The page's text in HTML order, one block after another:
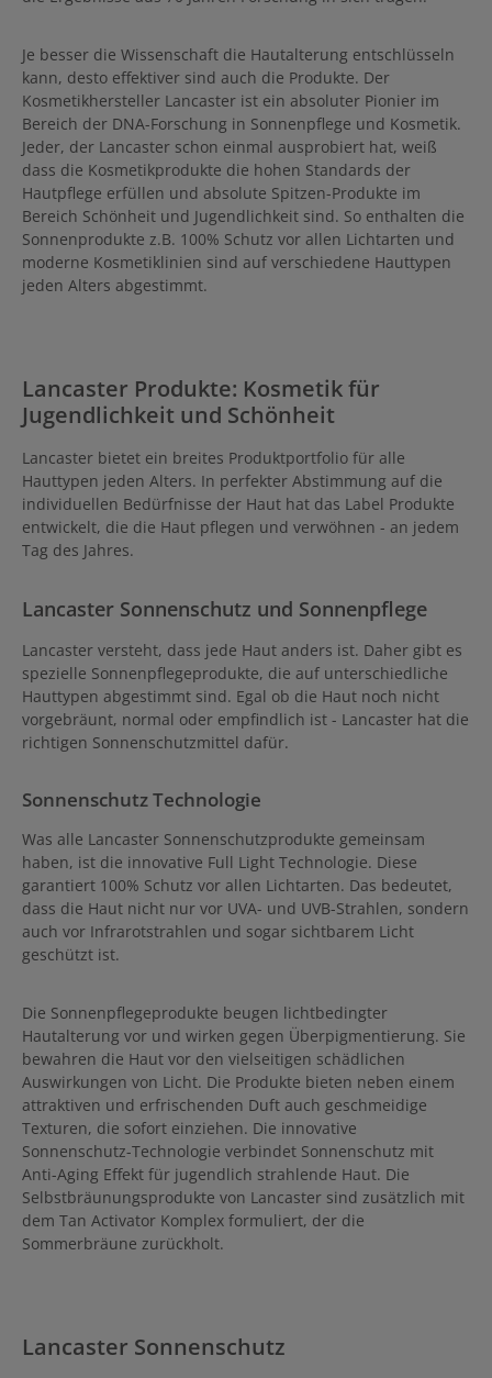
Je besser die Wissenschaft die Hautalterung entschlüsseln
kann, desto effektiver sind auch die Produkte. Der
Kosmetikhersteller Lancaster ist ein absoluter Pionier im
Bereich der DNA-Forschung in Sonnenpflege und Kosmetik.
Jeder, der Lancaster schon einmal ausprobiert hat, weiß
dass die Kosmetikprodukte die hohen Standards der
Hautpflege erfüllen und absolute Spitzen-Produkte im
Bereich Schönheit und Jugendlichkeit sind. So enthalten die
Sonnenprodukte z.B. 100% Schutz vor allen Lichtarten und
moderne Kosmetiklinien sind auf verschiedene Hauttypen
jeden Alters abgestimmt.
Lancaster Produkte: Kosmetik für
Jugendlichkeit und Schönheit
Lancaster bietet ein breites Produktportfolio für alle
Hauttypen jeden Alters. In perfekter Abstimmung auf die
individuellen Bedürfnisse der Haut hat das Label Produkte
entwickelt, die die Haut pflegen und verwöhnen - an jedem
Tag des Jahres.
Lancaster Sonnenschutz und Sonnenpflege
Lancaster versteht, dass jede Haut anders ist. Daher gibt es
spezielle Sonnenpflegeprodukte, die auf unterschiedliche
Hauttypen abgestimmt sind. Egal ob die Haut noch nicht
vorgebräunt, normal oder empfindlich ist - Lancaster hat die
richtigen Sonnenschutzmittel dafür.
Sonnenschutz Technologie
Was alle Lancaster Sonnenschutzprodukte gemeinsam
haben, ist die innovative Full Light Technologie. Diese
garantiert 100% Schutz vor allen Lichtarten. Das bedeutet,
dass die Haut nicht nur vor UVA- und UVB-Strahlen, sondern
auch vor Infrarotstrahlen und sogar sichtbarem Licht
geschützt ist.
Die Sonnenpflegeprodukte beugen lichtbedingter
Hautalterung vor und wirken gegen Überpigmentierung. Sie
bewahren die Haut vor den vielseitigen schädlichen
Auswirkungen von Licht. Die Produkte bieten neben einem
attraktiven und erfrischenden Duft auch geschmeidige
Texturen, die sofort einziehen. Die innovative
Sonnenschutz-Technologie verbindet Sonnenschutz mit
Anti-Aging Effekt für jugendlich strahlende Haut. Die
Selbstbräunungsprodukte von Lancaster sind zusätzlich mit
dem Tan Activator Komplex formuliert, der die
Sommerbräune zurückholt.
Lancaster Sonnenschutz